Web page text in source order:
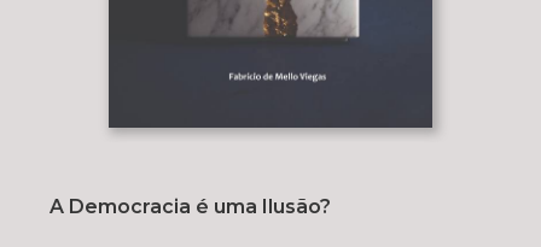
A Democracia é uma Ilusão?